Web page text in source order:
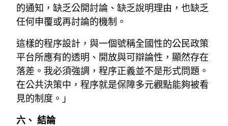
的通知，缺乏公開討論、缺乏說明理由，也缺乏
任何申覆或再討論的機制。
這樣的程序設計，與一個號稱全國性的公民政策
平台所應有的透明、開放與可辯論性，顯然存在
落差。我必須強調，程序正義並不是形式問題。
在公共決策中，程序就是保障多元觀點能夠被看
見的制度。」
六、 結論